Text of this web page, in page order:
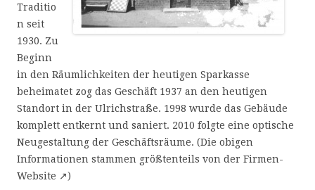
Traditio
n seit
1930. Zu
Beginn
in den Räumlichkeiten der heutigen Sparkasse
beheimatet zog das Geschäft 1937 an den heutigen
Standort in der Ulrichstraße. 1998 wurde das Gebäude
komplett entkernt und saniert. 2010 folgte eine optische
Neugestaltung der Geschäftsräume. (Die obigen
Informationen stammen größtenteils von der Firmen-
Website ↗)